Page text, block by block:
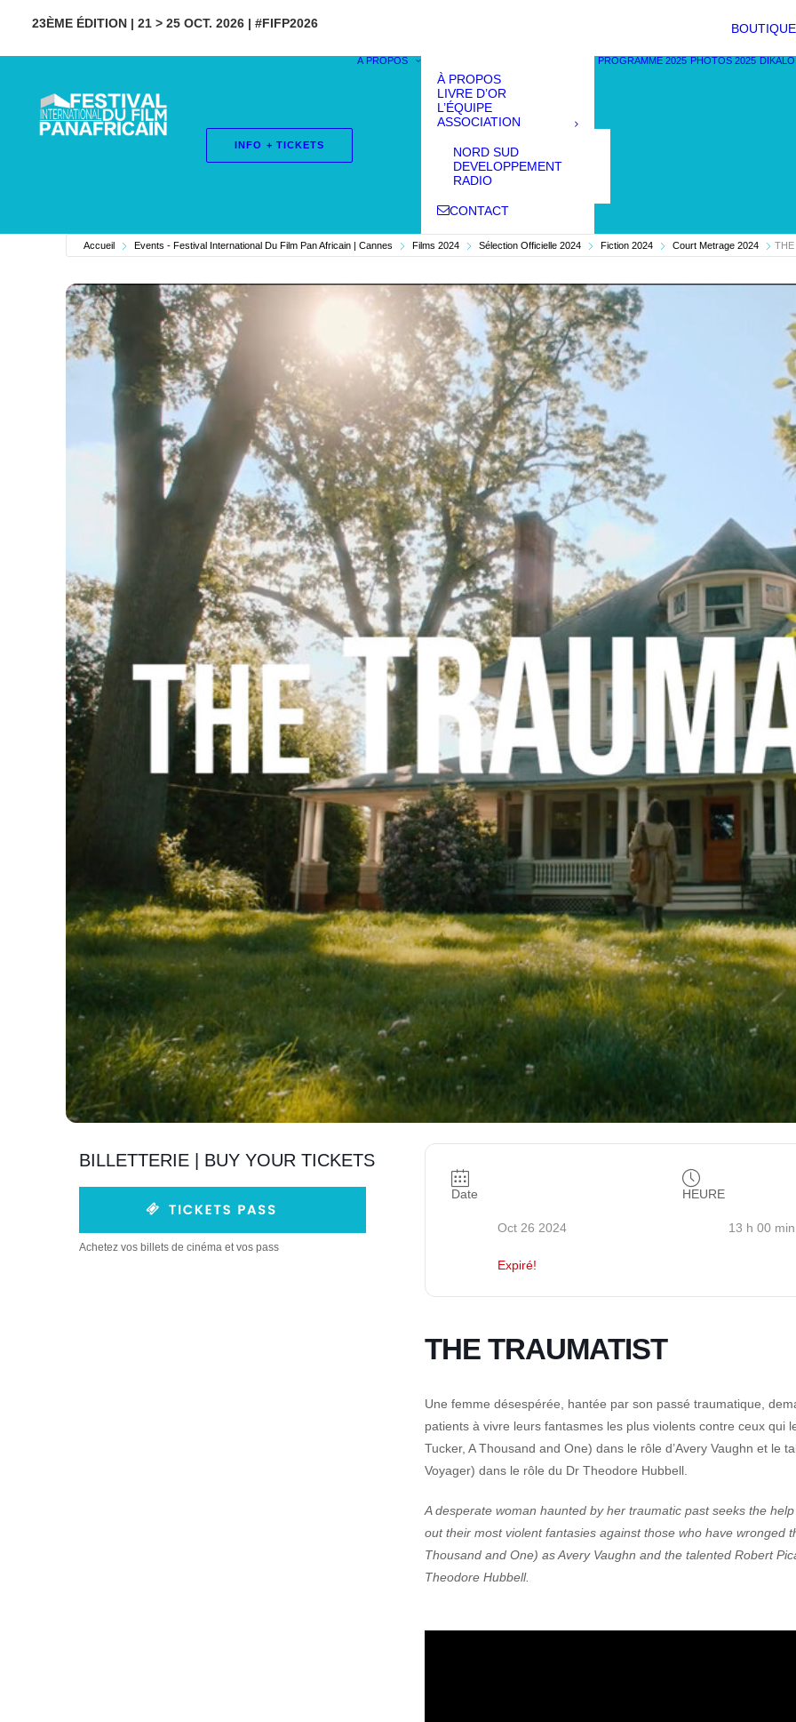
23ÈME ÉDITION | 21 > 25 OCT. 2026 | #FIFP2026 BOUTIQUE
INFO + TICKETS
À PROPOS
À PROPOS
LIVRE D’OR
L’ÉQUIPE
ASSOCIATION
NORD SUD
DEVELOPPEMENT
RADIO
CONTACT
PROGRAMME 2025 PHOTOS 2025
Accueil Events - Festival International Du Film Pan Africain | Cannes Films 2024 Sélection Officielle 2024 Fiction 2024 Court Metrage 2024 THE
BILLETTERIE | BUY YOUR TICKETS
Achetez vos billets de cinéma et vos pass
Date
Oct 26 2024
Expiré!
HEURE
13 h 00 min
THE TRAUMATIST
Une femme désespérée, hantée par son passé traumatique,
patients à vivre leurs fantasmes les plus violents contre ceux qui
Tucker, A Thousand and One) dans le rôle d’Avery Vaughn et le
Voyager) dans le rôle du Dr Theodore Hubbell.
A desperate woman haunted by her traumatic past seeks the
out their most violent fantasies against those who have wronged
Thousand and One) as Avery Vaughn and the talented Robert
Theodore Hubbell.